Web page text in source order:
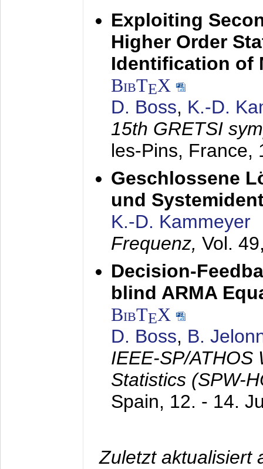
Exploiting
Higher Order
Identification of
BibTEX
D. Boss, K.-D.
15th GRETSI
les-Pins, France,
Geschlossene
und
K.-D. Kammeyer
Frequenz, Vol.
Decision-
blind ARMA
BibTEX
D. Boss, B.
IEEE-SP/ATHOS
Statistics (SPW-
Spain, 12. - 14.
Zuletzt aktualisiert